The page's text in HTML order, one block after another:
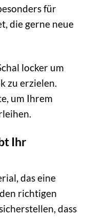
für
die gerne neue
locker um
zu erzielen.
um Ihrem
Ihr
das eine
richtigen
dass